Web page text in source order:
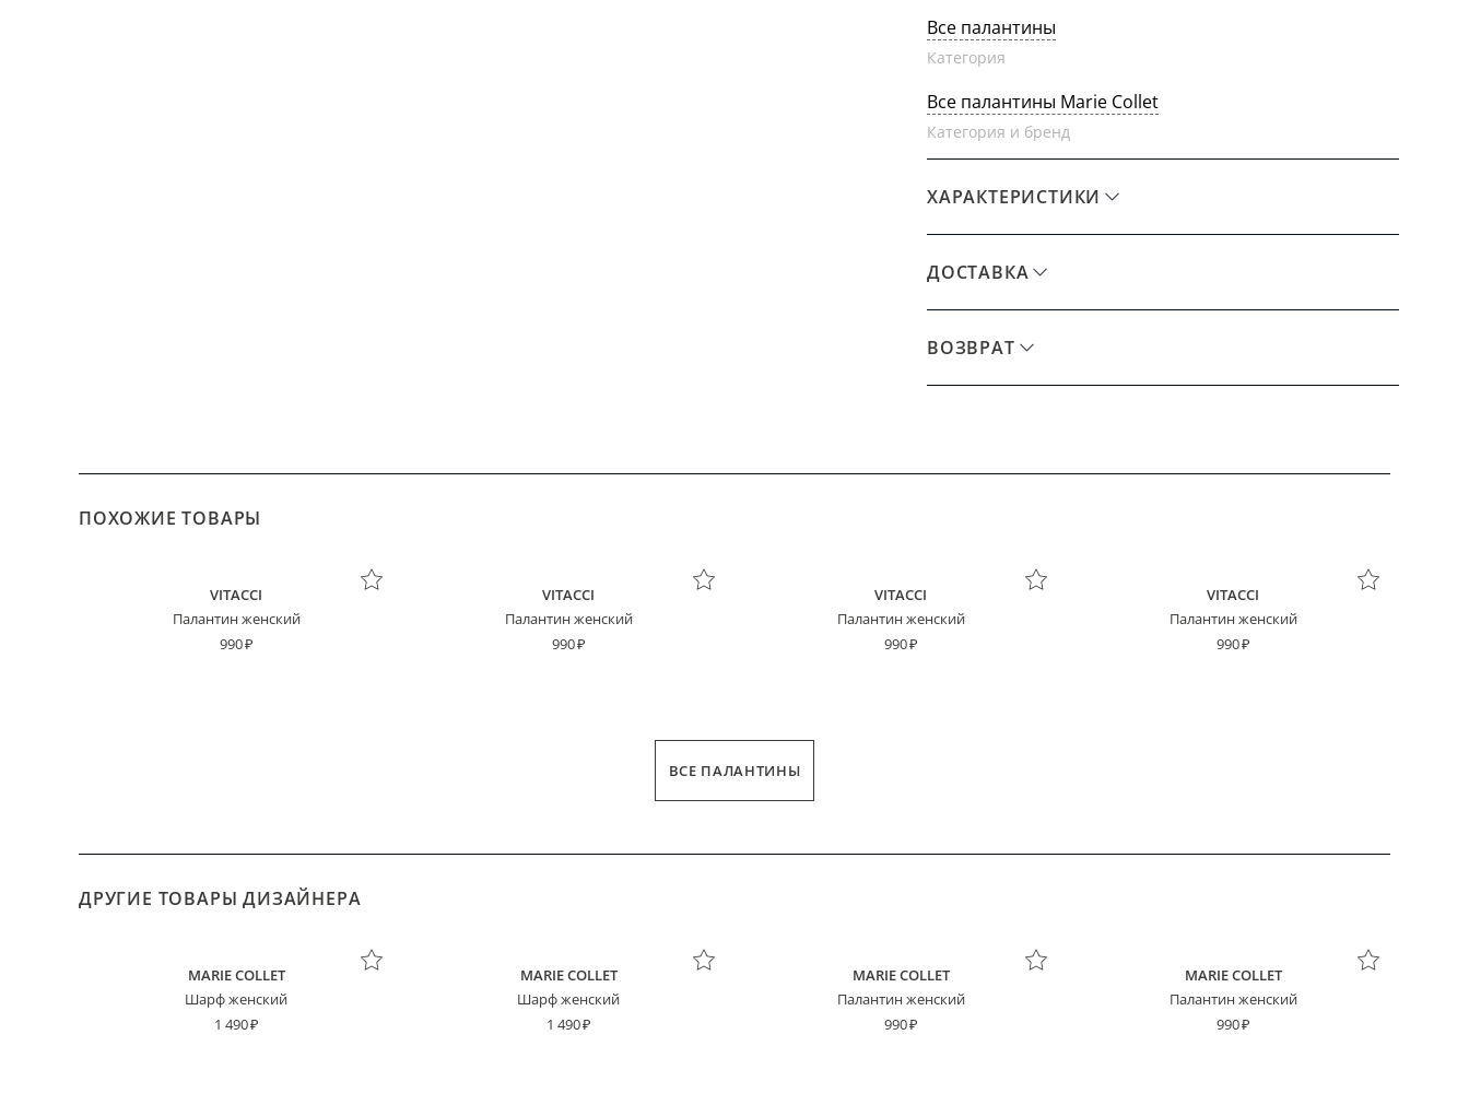
Все палантины
Категория
Все палантины Marie Collet
Категория и бренд
ХАРАКТЕРИСТИКИ
ДОСТАВКА
ВОЗВРАТ
ПОХОЖИЕ ТОВАРЫ
VITACCI
Палантин женский
990
VITACCI
Палантин женский
990
VITACCI
Палантин женский
990
VITACCI
Палантин женский
990
ВСЕ ПАЛАНТИНЫ
ДРУГИЕ ТОВАРЫ ДИЗАЙНЕРА
MARIE COLLET
Шарф женский
1 490
MARIE COLLET
Шарф женский
1 490
MARIE COLLET
Палантин женский
990
MARIE COLLET
Палантин женский
990